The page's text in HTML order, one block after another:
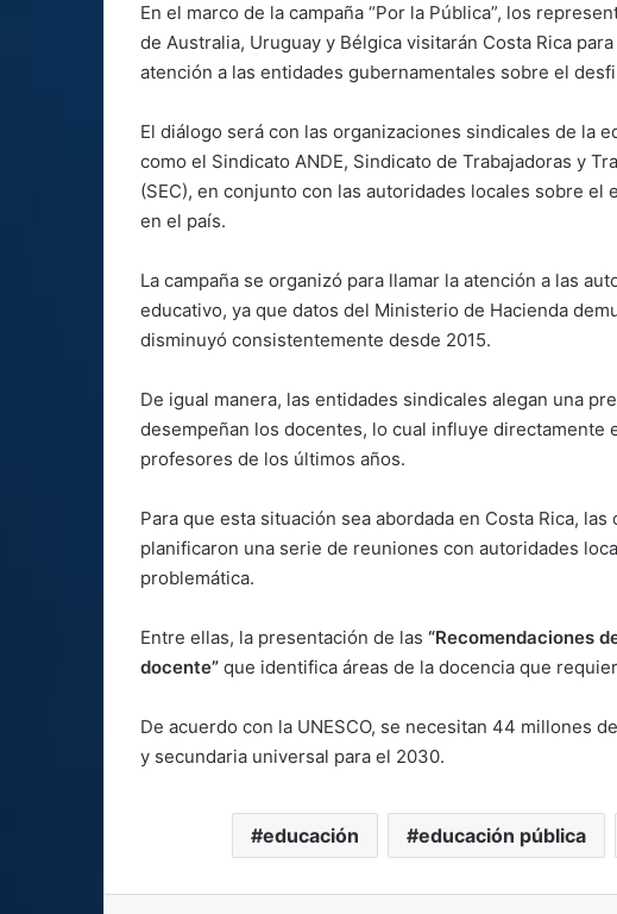
En el marco de la campaña “Por la Pública”, los
de Australia, Uruguay y Bélgica visitarán Costa Rica
atención a las entidades gubernamentales sobre el
El diálogo será con las organizaciones sindicales de la
como el Sindicato ANDE, Sindicato de Trabajadoras y
(SEC), en conjunto con las autoridades locales sobre
en el país.
La campaña se organizó para llamar la atención a las
educativo, ya que datos del Ministerio de Hacienda
disminuyó consistentemente desde 2015.
De igual manera, las entidades sindicales alegan una
desempeñan los docentes, lo cual influye directamente
profesores de los últimos años.
Para que esta situación sea abordada en Costa Rica, las
planificaron una serie de reuniones con autoridades
problemática.
Entre ellas, la presentación de las “Recomendaciones
docente” que identifica áreas de la docencia que
De acuerdo con la UNESCO, se necesitan 44 millones
y secundaria universal para el 2030.
educación educación pública